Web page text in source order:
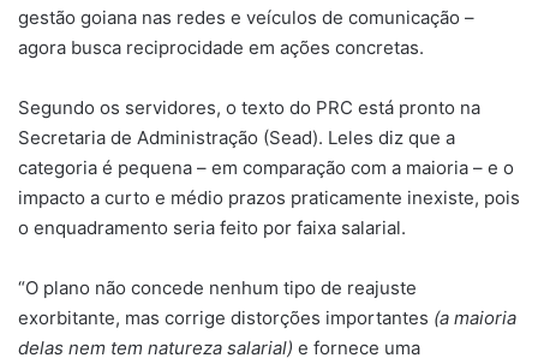
gestão goiana nas redes e veículos de comunicação –
agora busca reciprocidade em ações concretas.
Segundo os servidores, o texto do PRC está pronto na
Secretaria de Administração (Sead). Leles diz que a
categoria é pequena – em comparação com a maioria – e o
impacto a curto e médio prazos praticamente inexiste, pois
o enquadramento seria feito por faixa salarial.
“O plano não concede nenhum tipo de reajuste
exorbitante, mas corrige distorções importantes (a maioria
delas nem tem natureza salarial) e fornece uma